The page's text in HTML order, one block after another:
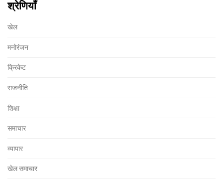
श्रेणियाँ
खेल
मनोरंजन
क्रिकेट
राजनीति
शिक्षा
समाचार
व्यापार
खेल समाचार